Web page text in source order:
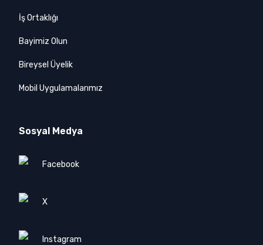
İş Ortaklığı
Bayimiz Olun
Bireysel Üyelik
Mobil Uygulamalarımız
Sosyal Medya
Facebook
X
Instagram